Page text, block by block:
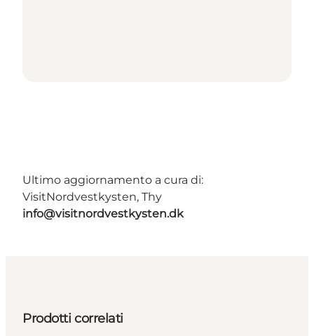
Ultimo aggiornamento a cura di:
VisitNordvestkysten, Thy
info@visitnordvestkysten.dk
Prodotti correlati